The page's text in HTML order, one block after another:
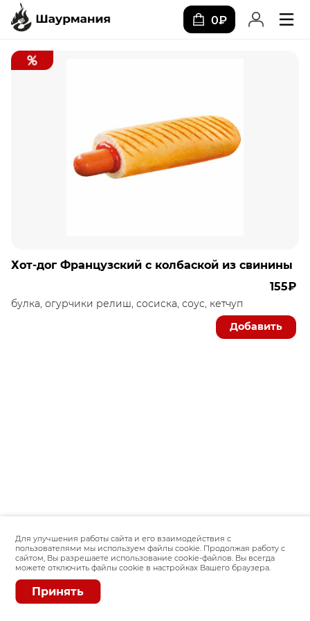
0₽
Хот-дог Французский с колбаской из свинины
155₽
булка, огурчики релиш, сосиска, соус, кетчуп
Добавить
Для улучшения работы сайта и его взаимодействия с
пользователями мы используем файлы cookie. Продолжая работу с
сайтом, Вы разрешаете использование cookie-файлов. Вы всегда
можете отключить файлы cookie в настройках Вашего браузера.
Принять